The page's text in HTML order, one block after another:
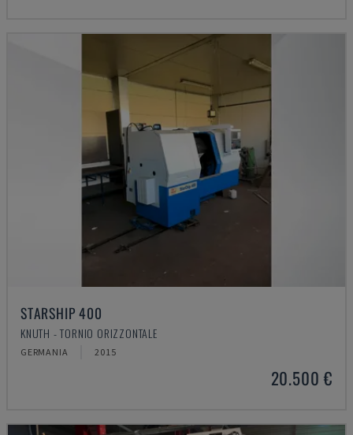
STARSHIP 400
KNUTH - TORNIO ORIZZONTALE
GERMANIA 2015
20.500 €